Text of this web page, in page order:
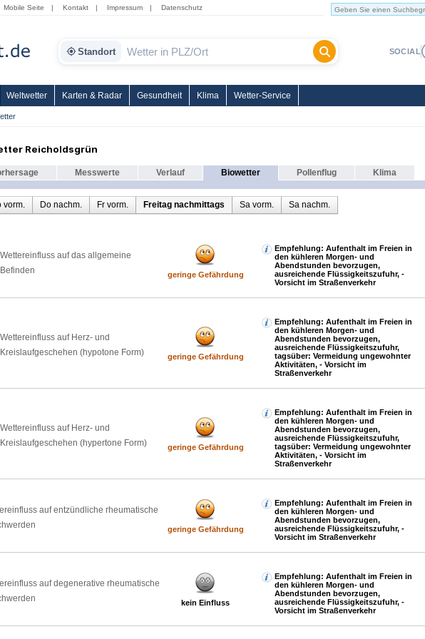
Mobile Seite | Kontakt | Impressum | Datenschutz
Standort SOCIAL
Weltwetter Karten & Radar Gesundheit Klima Wetter-Service
Reicholdsgrün
Messwerte Verlauf Biowetter Pollenflug Klima
vorm. Do nachm. Fr vorm. Freitag nachmittags Sa vorm. Sa nachm.
Wettereinfluss auf das allgemeine
Befinden
geringe Gefährdung
Empfehlung: Aufenthalt im Freien in
den kühleren Morgen- und
Abendstunden bevorzugen,
ausreichende Flüssigkeitszufuhr, -
Vorsicht im Straßenverkehr
Wettereinfluss auf Herz- und
Kreislaufgeschehen (hypotone Form)
geringe Gefährdung
Empfehlung: Aufenthalt im Freien in
den kühleren Morgen- und
Abendstunden bevorzugen,
ausreichende Flüssigkeitszufuhr,
tagsüber: Vermeidung ungewohnter
Aktivitäten, - Vorsicht im
Straßenverkehr
Wettereinfluss auf Herz- und
Kreislaufgeschehen (hypertone Form)
geringe Gefährdung
Empfehlung: Aufenthalt im Freien in
den kühleren Morgen- und
Abendstunden bevorzugen,
ausreichende Flüssigkeitszufuhr,
tagsüber: Vermeidung ungewohnter
Aktivitäten, - Vorsicht im
Straßenverkehr
auf entzündliche rheumatische
geringe Gefährdung
Empfehlung: Aufenthalt im Freien in
den kühleren Morgen- und
Abendstunden bevorzugen,
ausreichende Flüssigkeitszufuhr, -
Vorsicht im Straßenverkehr
auf degenerative rheumatische
kein Einfluss
Empfehlung: Aufenthalt im Freien in
den kühleren Morgen- und
Abendstunden bevorzugen,
ausreichende Flüssigkeitszufuhr, -
Vorsicht im Straßenverkehr